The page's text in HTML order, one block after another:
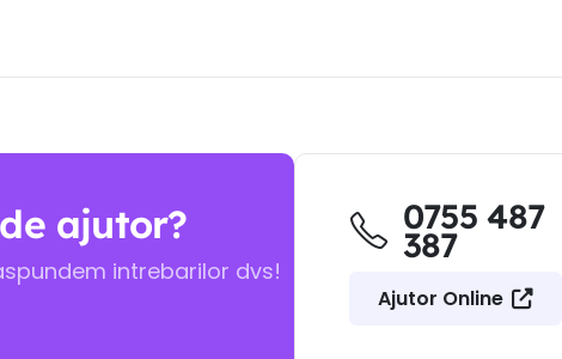
ajutor?
intrebarilor dvs!
0755 487
387
Ajutor Online